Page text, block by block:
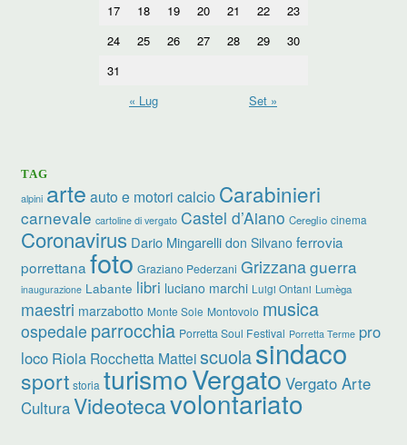
17
18 19 20 21 22
23
24
25 26 27 28 29
30
31
« Lug
Set »
TAG
alpini arte auto e motori calcio Carabinieri
carnevale cartoline di vergato Castel d’Aiano Cereglio cinema
Coronavirus Dario Mingarelli don Silvano ferrovia
porrettana foto Graziano Pederzani Grizzanaguerra
inaugurazione Labante libri luciano marchi Luigi Ontani Lumèga
maestri marzabotto Monte Sole Montovolo musica
ospedale parrocchia Porretta Soul Festival Porretta Terme pro
loco Riola Rocchetta Matteiscuolasindaco
sport storia turismoVergato Vergato Arte
CulturaVideotecavolontariato